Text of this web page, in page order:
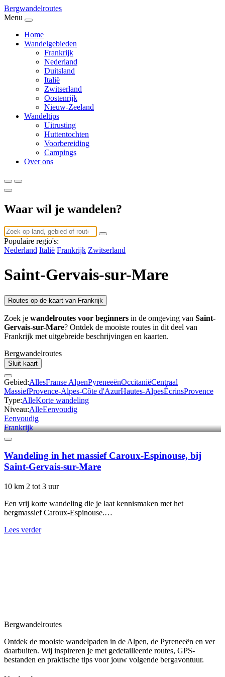
Bergwandelroutes
Menu
Home
Wandelgebieden
Frankrijk
Nederland
Duitsland
Italië
Zwitserland
Oostenrijk
Nieuw-Zeeland
Wandeltips
Uitrusting
Huttentochten
Voorbereiding
Campings
Over ons
Waar wil je wandelen?
Populaire regio's:
Nederland Italië Frankrijk Zwitserland
Saint-Gervais-sur-Mare
Routes op de kaart van Frankrijk
Zoek je wandelroutes voor beginners in de omgeving van Saint-
Gervais-sur-Mare? Ontdek de mooiste routes in dit deel van
Frankrijk met uitgebreide beschrijvingen en kaarten.
Bergwandelroutes
Sluit kaart
Gebied:AllesFranse AlpenPyreneeënOccitaniëCentraal
MassiefProvence-Alpes-Côte d'AzurHautes-AlpesÉcrinsProvence
Type:AlleKorte wandeling
Niveau:AlleEenvoudig
Eenvoudig
Frankrijk
Wandeling in het massief Caroux-Espinouse, bij
Saint-Gervais-sur-Mare
10 km 2 tot 3 uur
Een vrij korte wandeling die je laat kennismaken met het
bergmassief Caroux-Espinouse.…
Lees verder
Bergwandelroutes
Ontdek de mooiste wandelpaden in de Alpen, de Pyreneeën en ver
daarbuiten. Wij inspireren je met gedetailleerde routes, GPS-
bestanden en praktische tips voor jouw volgende bergavontuur.